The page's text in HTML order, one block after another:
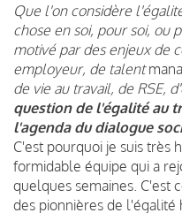
Que l'on considère
chose en soi, pour soi, ou
motivé par des enjeux de
employeur, de talent
de vie au travail, de RSE,
question de l'égalité au
l'agenda du dialogue
C'est pourquoi je suis très
formidable équipe qui a
quelques semaines. C'est
des pionnières de l'égalité